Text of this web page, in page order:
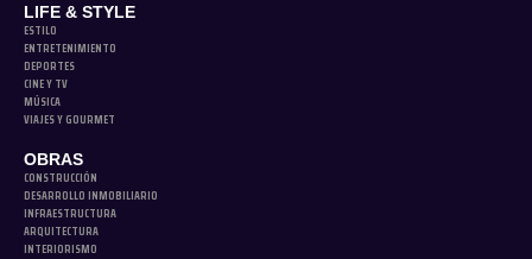
LIFE & STYLE
ESTILO
ENTRETENIMIENTO
DEPORTES
CINE Y TV
MÚSICA
VIAJES Y GOURMET
OBRAS
CONSTRUCCIÓN
DESARROLLO INMOBILIARIO
INFRAESTRUCTURA
ARQUITECTURA
INTERIORISMO